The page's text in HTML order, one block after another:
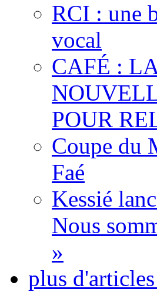
RCI : une
vocal
CAFÉ :
POUR
Coupe du
Faé
Kessié
Nous
»
plus